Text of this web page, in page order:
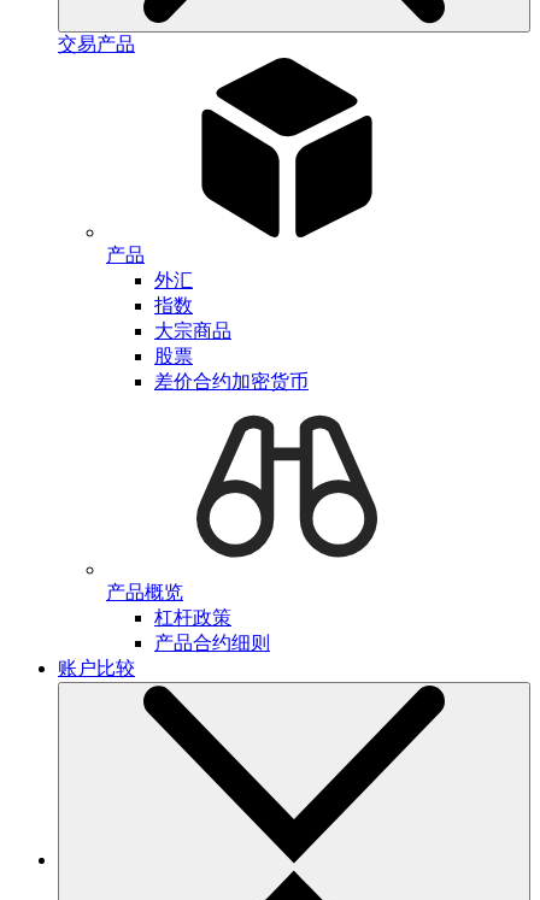
交易产品
产品
外汇
指数
大宗商品
股票
差价合约加密货币
产品概览
杠杆政策
产品合约细则
账户比较